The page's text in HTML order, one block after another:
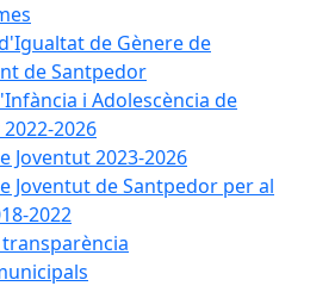
de Gènere de
de Santpedor
i Adolescència de
2026
Joventut 2023-2026
Joventut de Santpedor per al
2022